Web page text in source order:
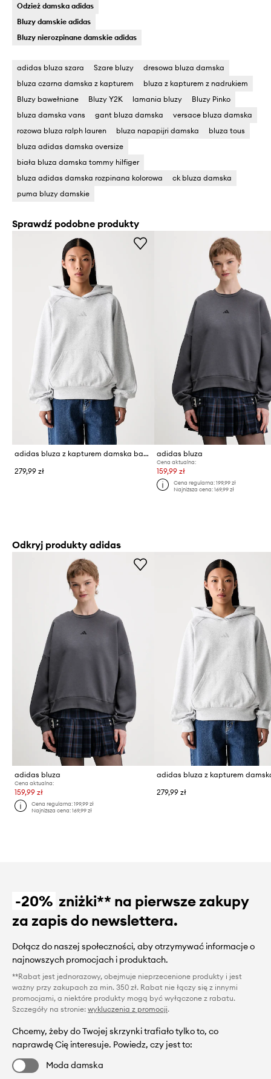
Odzież damska adidas
Bluzy damskie adidas
Bluzy nierozpinane damskie adidas
adidas bluza szara Szare bluzy
dresowa bluza damska
bluza czarna damska z kapturem
bluza z kapturem z nadrukiem
Bluzy bawełniane
Bluzy Y2K lamania bluzy
Bluzy Pinko
bluza damska vans
gant bluza damska
versace bluza damska
rozowa bluza ralph lauren
bluza napapijri damska
bluza tous
bluza adidas damska oversize
biała bluza damska tommy hilfiger
bluza adidas damska rozpinana kolorowa
ck bluza damska
puma bluzy damskie
Sprawdź podobne produkty
adidas bluza z kapturem damska bawełniana
279,99 zł
adidas bluza
Cena aktualna:
159,99 zł
Cena regularna: 199,99 zł
Najniższa cena: 169,99 zł
Odkryj produkty adidas
adidas bluza
Cena aktualna:
159,99 zł
Cena regularna:199,99 zł
Najniższa cena:169,99 zł
279,99 zł
-20% zniżki** na pierwsze zakupy
za zapis do newslettera.
Dołącz do naszej społeczności, aby otrzymywać informacje o
najnowszych promocjach i produktach.
**Rabat jest jednorazowy, obejmuje nieprzecenione produkty i jest
ważny przy zakupach za min. 350 zł. Rabat nie łączy się z innymi
promocjami, a niektóre produkty mogą być wyłączone z rabatu.
Szczegóły na stronie: wykluczenia z promocji.
Chcemy, żeby do Twojej skrzynki trafiało tylko to, co
naprawdę Cię interesuje. Powiedz, czy jest to:
Moda damska